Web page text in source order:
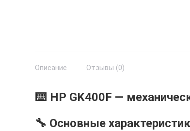
Описание Отзывы (0)
⌨️ HP GK400F —
🔧 Основные